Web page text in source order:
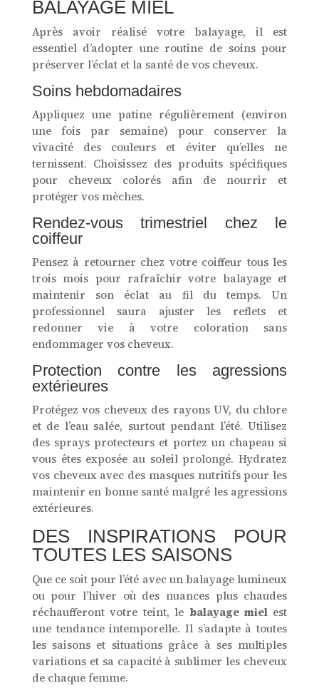
BALAYAGE MIEL
Après avoir réalisé votre balayage, il est
essentiel d’adopter une routine de soins pour
préserver l’éclat et la santé de vos cheveux.
Soins hebdomadaires
Appliquez une patine régulièrement (environ
une fois par semaine) pour conserver la
vivacité des couleurs et éviter qu’elles ne
ternissent. Choisissez des produits spécifiques
pour cheveux colorés afin de nourrir et
protéger vos mèches.
Rendez-vous trimestriel chez le
coiffeur
Pensez à retourner chez votre coiffeur tous les
trois mois pour rafraîchir votre balayage et
maintenir son éclat au fil du temps. Un
professionnel saura ajuster les reflets et
redonner vie à votre coloration sans
endommager vos cheveux.
Protection contre les agressions
extérieures
Protégez vos cheveux des rayons UV, du chlore
et de l’eau salée, surtout pendant l’été. Utilisez
des sprays protecteurs et portez un chapeau si
vous êtes exposée au soleil prolongé. Hydratez
vos cheveux avec des masques nutritifs pour les
maintenir en bonne santé malgré les agressions
extérieures.
DES INSPIRATIONS POUR
TOUTES LES SAISONS
Que ce soit pour l’été avec un balayage lumineux
ou pour l’hiver où des nuances plus chaudes
réchaufferont votre teint, le balayage mielest
une tendance intemporelle. Il s’adapte à toutes
les saisons et situations grâce à ses multiples
variations et sa capacité à sublimer les cheveux
de chaque femme.